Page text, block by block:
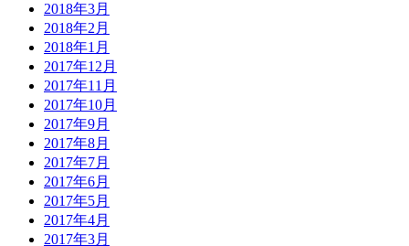
2018年3月
2018年2月
2018年1月
2017年12月
2017年11月
2017年10月
2017年9月
2017年8月
2017年7月
2017年6月
2017年5月
2017年4月
2017年3月